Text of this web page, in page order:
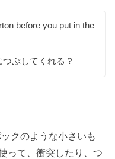
before you put in the
ぶしてくれる？
クのような小さいも
って、衝突したり、つ